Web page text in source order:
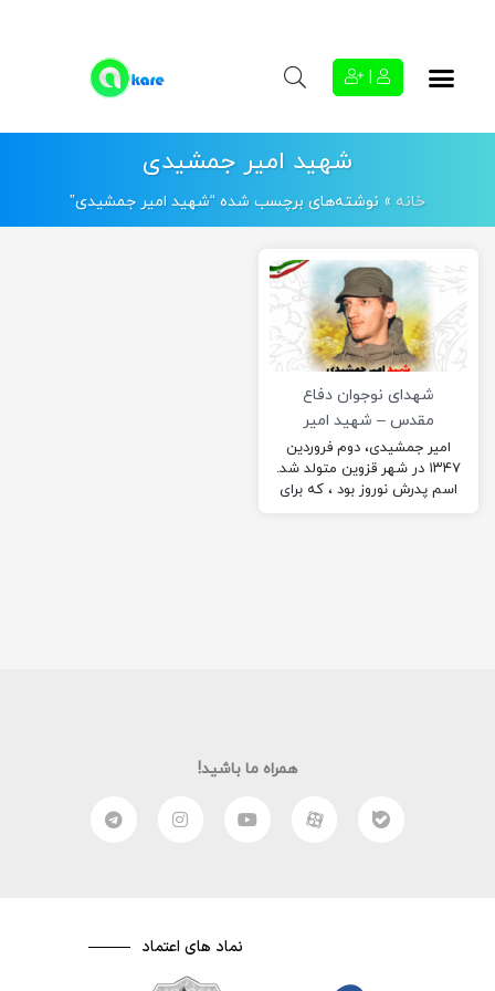
شهید امیر جمشیدی
خانه » نوشته‌های برچسب شده “شهید امیر جمشیدی”
شهدای نوجوان دفاع
مقدس – شهید امیر
جمشیدی
امیر جمشیدی، دوم فروردین
۱۳۴۷ در شهر قزوین متولد شد.
اسم پدرش نوروز بود ، که برای
همراه ما باشید!
نماد های اعتماد